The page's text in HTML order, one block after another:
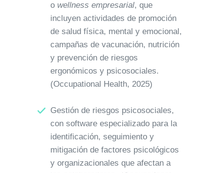
o wellness empresarial, que
incluyen actividades de promoción
de salud física, mental y emocional,
campañas de vacunación, nutrición
y prevención de riesgos
ergonómicos y psicosociales.
(Occupational Health, 2025)
Gestión de riesgos psicosociales,
con software especializado para la
identificación, seguimiento y
mitigación de factores psicológicos
y organizacionales que afectan a